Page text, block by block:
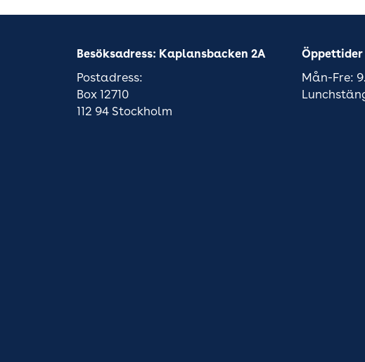
Besöksadress: Kaplansbacken 2A
Postadress:
Box 12710
112 94 Stockholm
Öppettider
Mån-Fre: